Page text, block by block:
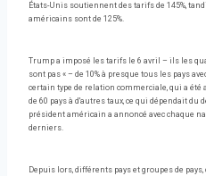
États-Unis soutiennent des tarifs de 145%,
américains sont de 125%.
Trump a imposé les tarifs le 6 avril – ils les
sont pas « – de 10% à presque tous les pays
certain type de relation commerciale, qui a
de 60 pays à d'autres taux, ce qui dépendait
président américain a annoncé avec chaque
derniers.
Depuis lors, différents pays et groupes de pays,